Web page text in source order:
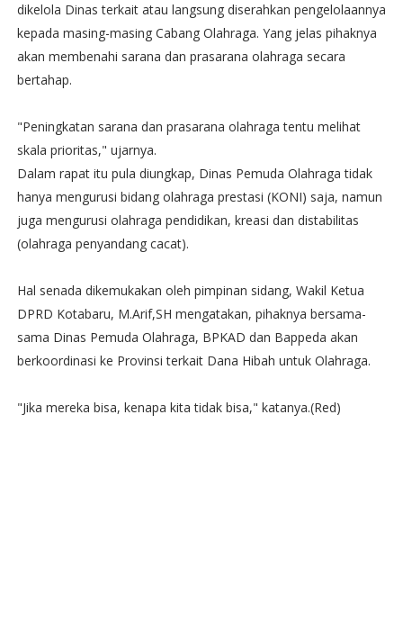
dikelola Dinas terkait atau langsung diserahkan pengelolaannya
kepada masing-masing Cabang Olahraga. Yang jelas pihaknya
akan membenahi sarana dan prasarana olahraga secara
bertahap.
"Peningkatan sarana dan prasarana olahraga tentu melihat
skala prioritas," ujarnya.
Dalam rapat itu pula diungkap, Dinas Pemuda Olahraga tidak
hanya mengurusi bidang olahraga prestasi (KONI) saja, namun
juga mengurusi olahraga pendidikan, kreasi dan distabilitas
(olahraga penyandang cacat).
Hal senada dikemukakan oleh pimpinan sidang, Wakil Ketua
DPRD Kotabaru, M.Arif,SH mengatakan, pihaknya bersama-
sama Dinas Pemuda Olahraga, BPKAD dan Bappeda akan
berkoordinasi ke Provinsi terkait Dana Hibah untuk Olahraga.
"Jika mereka bisa, kenapa kita tidak bisa," katanya.(Red)